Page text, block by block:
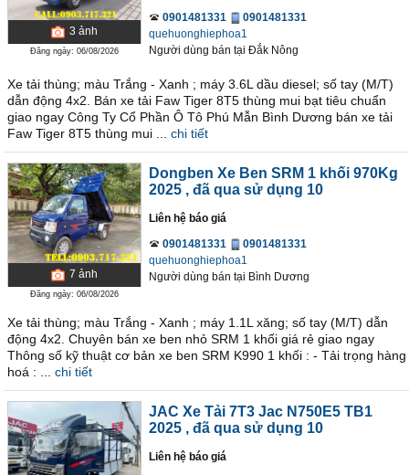
3 ảnh
Đăng ngày: 06/08/2026
0901481331
0901481331
quehuonghiephoa1
Người dùng bán tại Ðắk Nông
Xe tải thùng; màu Trắng - Xanh ; máy 3.6L dầu diesel; số tay (M/T)
dẫn động 4x2. Bán xe tải Faw Tiger 8T5 thùng mui bạt tiêu chuẩn
giao ngay Công Ty Cổ Phần Ô Tô Phú Mẫn Bình Dương bán xe tải
Faw Tiger 8T5 thùng mui ...
chi tiết
7 ảnh
Đăng ngày: 06/08/2026
Dongben Xe Ben SRM 1 khối 970Kg
2025 , đã qua sử dụng 10
Liên hệ báo giá
0901481331
0901481331
quehuonghiephoa1
Người dùng bán tại Bình Dương
Xe tải thùng; màu Trắng - Xanh ; máy 1.1L xăng; số tay (M/T) dẫn
động 4x2. Chuyên bán xe ben nhỏ SRM 1 khối giá rẻ giao ngay
Thông số kỹ thuật cơ bản xe ben SRM K990 1 khối : - Tải trọng hàng
hoá : ...
chi tiết
JAC Xe Tải 7T3 Jac N750E5 TB1
2025 , đã qua sử dụng 10
Liên hệ báo giá